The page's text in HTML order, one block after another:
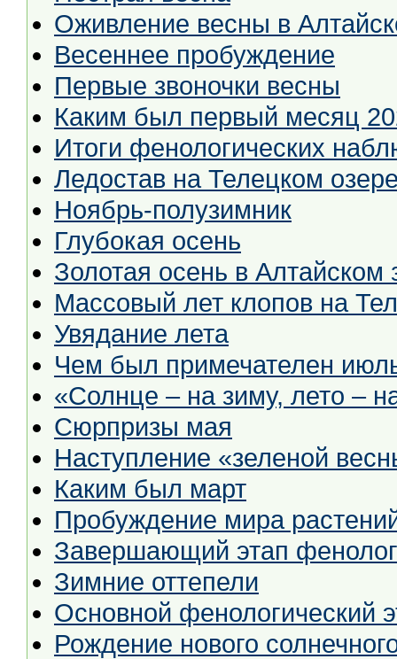
Оживление весны в
Весеннее пробуждение
Первые звоночки весны
Каким был первый месяц
Итоги фенологических
Ледостав на Телецком
Ноябрь-полузимник
Глубокая осень
Золотая осень в Алтайском
Массовый лет клопов на
Увядание лета
Чем был примечателен
«Солнце – на зиму, лето –
Сюрпризы мая
Наступление «зеленой
Каким был март
Пробуждение мира
Завершающий этап
Зимние оттепели
Основной фенологический
Рождение нового